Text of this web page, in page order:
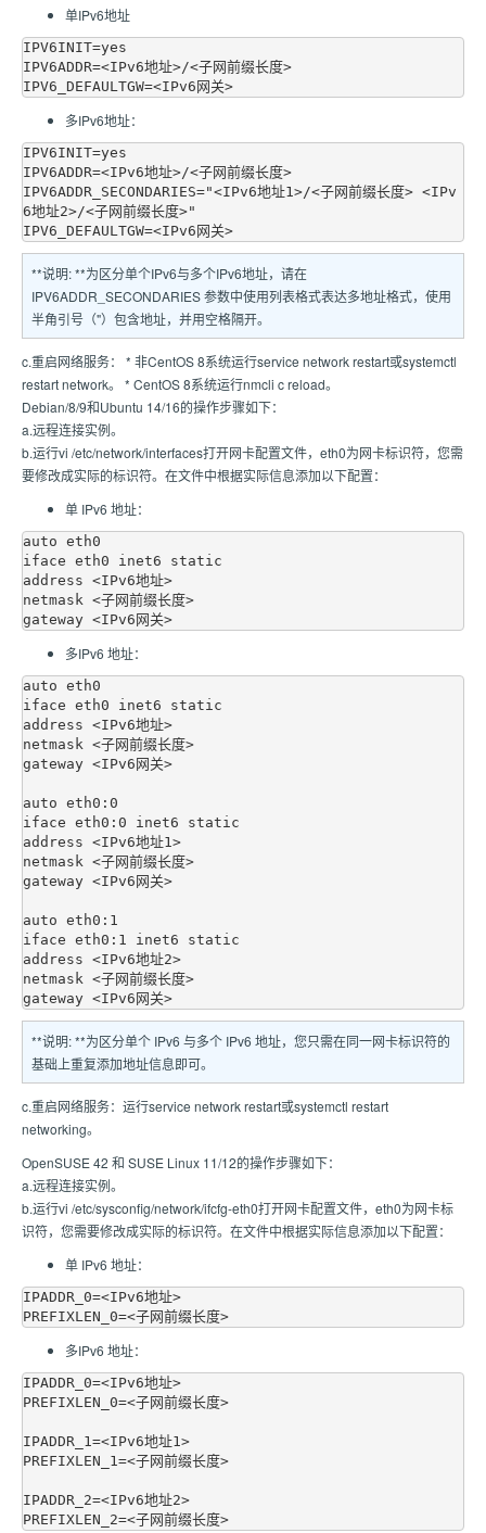
单IPv6地址
IPV6INIT=yes
IPV6ADDR=<IPv6地址>/<子网前缀长度>
多IPv6地址：
IPV6INIT=yes
IPV6ADDR=<IPv6地址>/<子网前缀长度>
IPV6ADDR_SECONDARIES="<IPv6地址1>/<子网前缀长度> <IPv
6地址2>/<子网前缀长度>"
**说明: **为区分单个IPv6与多个IPv6地址，请在
IPV6ADDR_SECONDARIES 参数中使用列表格式表达多地址格式，使用
半角引号（"）包含地址，并用空格隔开。
c.重启网络服务： * 非CentOS 8系统运行service network restart或systemctl
restart network。 * CentOS 8系统运行nmcli c reload。
Debian/8/9和Ubuntu 14/16的操作步骤如下：
a.远程连接实例。
b.运行vi /etc/network/interfaces打开网卡配置文件，eth0为网卡标识符，您需
要修改成实际的标识符。在文件中根据实际信息添加以下配置：
单 IPv6 地址：
auto eth0
iface eth0 inet6 static
address <IPv6地址>
netmask <子网前缀长度>
多IPv6 地址：
auto eth0
iface eth0 inet6 static
address <IPv6地址>
netmask <子网前缀长度>
gateway <IPv6网关>
auto eth0:0
iface eth0:0 inet6 static
address <IPv6地址1>
netmask <子网前缀长度>
gateway <IPv6网关>
auto eth0:1
iface eth0:1 inet6 static
address <IPv6地址2>
netmask <子网前缀长度>
**说明: **为区分单个 IPv6 与多个 IPv6 地址，您只需在同一网卡标识符的
基础上重复添加地址信息即可。
c.重启网络服务：运行service network restart或systemctl restart
networking。
OpenSUSE 42 和 SUSE Linux 11/12的操作步骤如下：
a.远程连接实例。
b.运行vi /etc/sysconfig/network/ifcfg-eth0打开网卡配置文件，eth0为网卡标
识符，您需要修改成实际的标识符。在文件中根据实际信息添加以下配置：
单 IPv6 地址：
IPADDR_0=<IPv6地址>
多IPv6 地址：
IPADDR_0=<IPv6地址>
PREFIXLEN_0=<子网前缀长度>
IPADDR_1=<IPv6地址1>
PREFIXLEN_1=<子网前缀长度>
IPADDR_2=<IPv6地址2>